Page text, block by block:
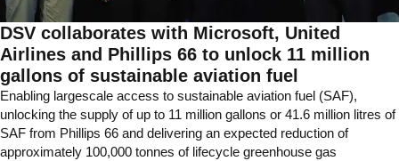
DSV collaborates with Microsoft, United
Airlines and Phillips 66 to unlock 11 million
gallons of sustainable aviation fuel
Enabling largescale access to sustainable aviation fuel (SAF),
unlocking the supply of up to 11 million gallons or 41.6 million litres of
SAF from Phillips 66 and delivering an expected reduction of
approximately 100,000 tonnes of lifecycle greenhouse gas